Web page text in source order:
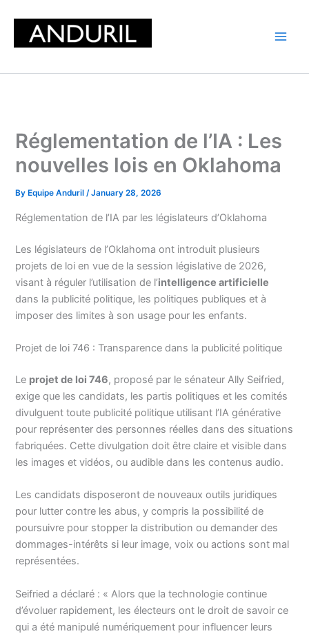
content
Réglementation de l’IA : Les
nouvelles lois en Oklahoma
By Equipe Anduril/January 28, 2026
Réglementation de l’IA par les législateurs d’Oklahoma
Les législateurs de l’Oklahoma ont introduit plusieurs
projets de loi en vue de la session législative de 2026,
visant à réguler l’utilisation de l’intelligence artificielle
dans la publicité politique, les politiques publiques et à
imposer des limites à son usage pour les enfants.
Projet de loi 746 : Transparence dans la publicité politique
Le projet de loi 746, proposé par le sénateur Ally Seifried,
exige que les candidats, les partis politiques et les comités
divulguent toute publicité politique utilisant l’IA générative
pour représenter des personnes réelles dans des situations
fabriquées. Cette divulgation doit être claire et visible dans
les images et vidéos, ou audible dans les contenus audio.
Les candidats disposeront de nouveaux outils juridiques
pour lutter contre les abus, y compris la possibilité de
poursuivre pour stopper la distribution ou demander des
dommages-intérêts si leur image, voix ou actions sont mal
représentées.
Seifried a déclaré : « Alors que la technologie continue
d’évoluer rapidement, les électeurs ont le droit de savoir ce
qui a été manipulé numériquement pour influencer leurs